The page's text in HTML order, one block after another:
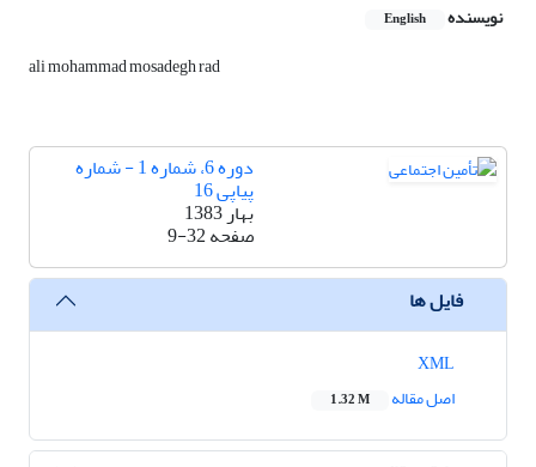
نویسنده English
ali mohammad mosadegh rad
دوره 6، شماره 1 - شماره
پیاپی 16
بهار 1383
صفحه9-32
فایل ها
اصل مقاله
1.32 M